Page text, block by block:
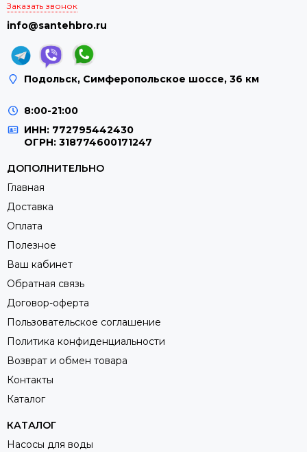
Заказать звонок
info@santehbro.ru
Подольск, Симферопольское шоссе, 36 км
8:00-21:00
ИНН: 772795442430
ОГРН: 318774600171247
ДОПОЛНИТЕЛЬНО
Главная
Доставка
Оплата
Полезное
Ваш кабинет
Обратная связь
Договор-оферта
Пользовательское соглашение
Политика конфиденциальности
Возврат и обмен товара
Контакты
Каталог
КАТАЛОГ
Насосы для воды